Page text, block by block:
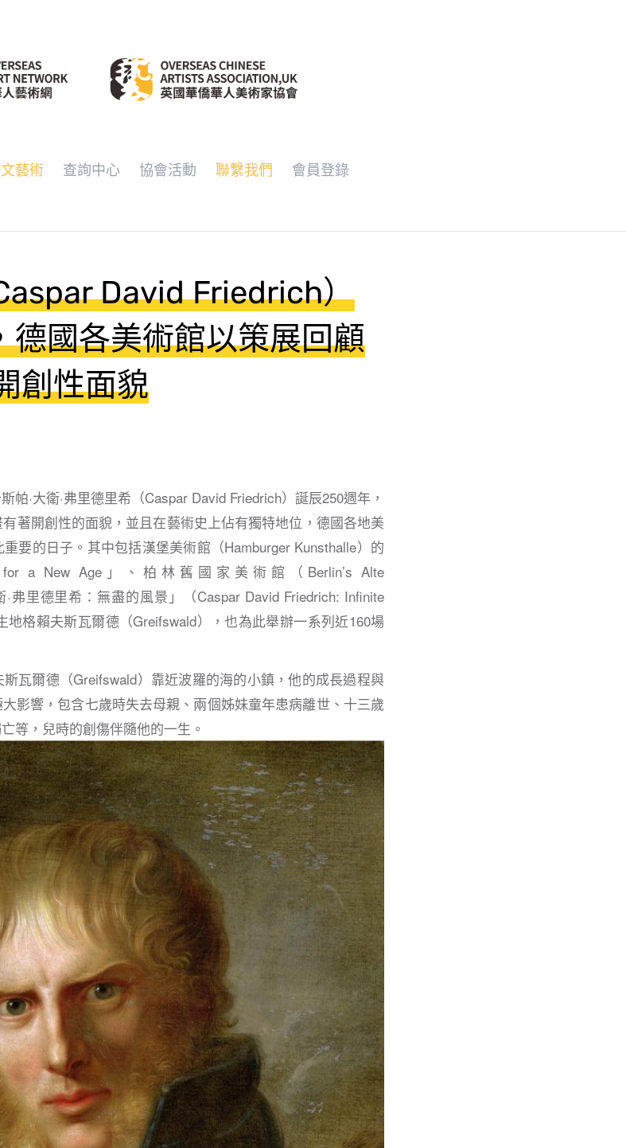
藝術 查詢中心 協會活動 聯繫我們 會員登錄
David Friedrich）
德國各美術館以策展回顧
創性面貌
帕·大衛·弗里德里希（Caspar David Friedrich）誕辰250週年，
著開創性的面貌，並且在藝術史上佔有獨特地位，德國各地美
要的日子。其中包括漢堡美術館（Hamburger Kunsthalle）的
for a New Age」、柏林舊國家美術館（Berlin’s Alte
·弗里德里希：無盡的風景」（Caspar David Friedrich: Infinite
地格賴夫斯瓦爾德（Greifswald），也為此舉辦一系列近160場
瓦爾德（Greifswald）靠近波羅的海的小鎮，他的成長過程與
影響，包含七歲時失去母親、兩個姊妹童年患病離世、十三歲
等，兒時的創傷伴隨他的一生。